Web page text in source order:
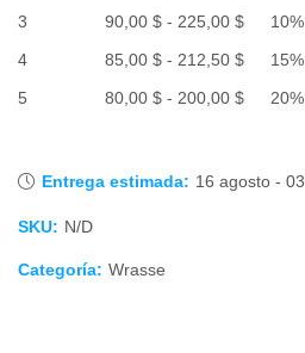
desde
3
90,00 $ - 225,00 $Rango
desde
225,00 $
10%
4
85,00 $ - 212,50 $Rango
hasta
15%
5
80,00 $ - 200,00 $Rango
desde
20%
Entrega estimada: 16 agosto -
SKU: N/D
Categoría: Wrasse